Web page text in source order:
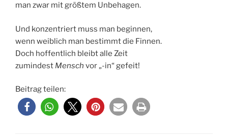
man zwar mit größtem Unbehagen.
Und konzentriert muss man beginnen,
wenn weiblich man bestimmt die Finnen.
Doch hoffentlich bleibt alle Zeit
zumindest Mensch vor „-in“ gefeit!
Beitrag teilen: